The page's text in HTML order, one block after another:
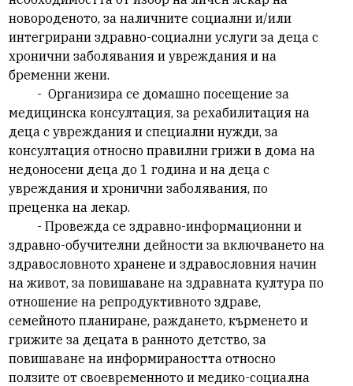
новороденото, за наличните социални и/или
интегрирани здравно-социални услуги за деца с
хронични заболявания и увреждания и на
бременни жени.
- Организира се домашно посещение за
медицинска консултация, за рехабилитация на
деца с увреждания и специални нужди, за
консултация относно правилни грижи в дома на
недоносени деца до 1 година и на деца с
увреждания и хронични заболявания, по
преценка на лекар.
- Провежда се здравно-информационни и
здравно-обучителни дейности за включването на
здравословното хранене и здравословния начин
на живот, за повишаване на здравната култура по
отношение на репродуктивното здраве,
семейното планиране, раждането, кърменето и
грижите за децата в ранното детство, за
повишаване на информираността относно
ползите от своевременното и медико-социална